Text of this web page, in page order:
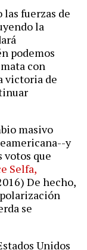
fuerzas de
la
podemos
con
victoria de
masivo
y
votos que
Selfa,
De hecho,
se
Unidos